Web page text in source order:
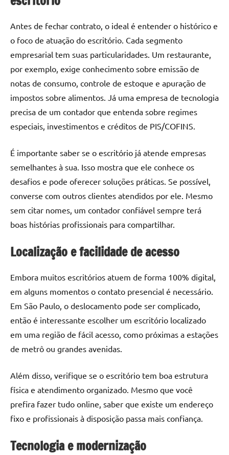
Antes de fechar contrato, o ideal é entender o histórico e
o foco de atuação do escritório. Cada segmento
empresarial tem suas particularidades. Um restaurante,
por exemplo, exige conhecimento sobre emissão de
notas de consumo, controle de estoque e apuração de
impostos sobre alimentos. Já uma empresa de tecnologia
precisa de um contador que entenda sobre regimes
especiais, investimentos e créditos de PIS/COFINS.
É importante saber se o escritório já atende empresas
semelhantes à sua. Isso mostra que ele conhece os
desafios e pode oferecer soluções práticas. Se possível,
converse com outros clientes atendidos por ele. Mesmo
sem citar nomes, um contador confiável sempre terá
boas histórias profissionais para compartilhar.
Localização e facilidade de acesso
Embora muitos escritórios atuem de forma 100% digital,
em alguns momentos o contato presencial é necessário.
Em São Paulo, o deslocamento pode ser complicado,
então é interessante escolher um escritório localizado
em uma região de fácil acesso, como próximas a estações
de metrô ou grandes avenidas.
Além disso, verifique se o escritório tem boa estrutura
física e atendimento organizado. Mesmo que você
prefira fazer tudo online, saber que existe um endereço
fixo e profissionais à disposição passa mais confiança.
Tecnologia e modernização